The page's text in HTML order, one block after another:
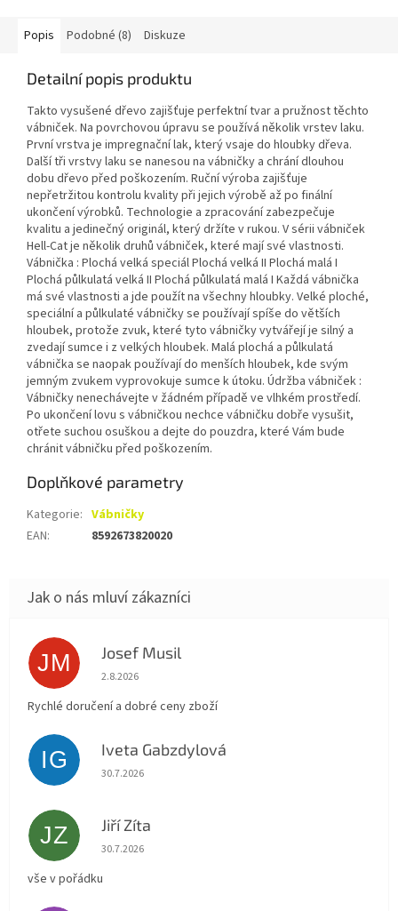
Popis Podobné (8) Diskuze
Detailní popis produktu
Takto vysušené dřevo zajišťuje perfektní tvar a pružnost těchto
vábniček. Na povrchovou úpravu se používá několik vrstev laku.
První vrstva je impregnační lak, který vsaje do hloubky dřeva.
Další tři vrstvy laku se nanesou na vábničky a chrání dlouhou
dobu dřevo před poškozením. Ruční výroba zajišťuje
nepřetržitou kontrolu kvality při jejich výrobě až po finální
ukončení výrobků. Technologie a zpracování zabezpečuje
kvalitu a jedinečný originál, který držíte v rukou. V sérii vábniček
Hell-Cat je několik druhů vábniček, které mají své vlastnosti.
Vábnička : Plochá velká speciál Plochá velká II Plochá malá I
Plochá půlkulatá velká II Plochá půlkulatá malá I Každá vábnička
má své vlastnosti a jde použít na všechny hloubky. Velké ploché,
speciální a půlkulaté vábničky se používají spíše do větších
hloubek, protože zvuk, které tyto vábničky vytvářejí je silný a
zvedají sumce i z velkých hloubek. Malá plochá a půlkulatá
vábnička se naopak používají do menších hloubek, kde svým
jemným zvukem vyprovokuje sumce k útoku. Údržba vábniček :
Vábničky nenechávejte v žádném případě ve vlhkém prostředí.
Po ukončení lovu s vábničkou nechce vábničku dobře vysušit,
otřete suchou osuškou a dejte do pouzdra, které Vám bude
chránit vábničku před poškozením.
Doplňkové parametry
Kategorie: Vábničky
EAN: 8592673820020
JM Josef Musil
Hodnocení obchodu je 5 z 5 hvězdiček.
2.8.2026
Rychlé doručení a dobré ceny zboží
IG Iveta Gabzdylová
Hodnocení obchodu je 5 z 5 hvězdiček.
30.7.2026
JZ Jiří Zíta
Hodnocení obchodu je 5 z 5 hvězdiček.
30.7.2026
vše v pořádku